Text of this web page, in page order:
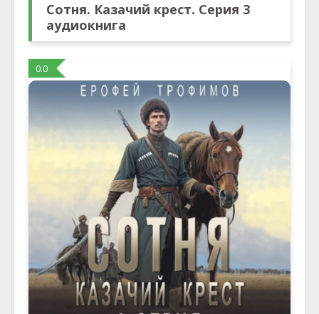
Сотня. Казачий крест. Серия 3
аудиокнига
0.0